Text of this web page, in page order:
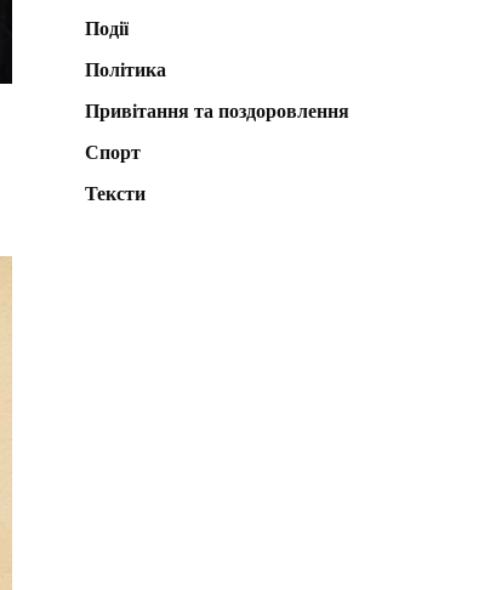
Події
Політика
Привітання та поздоровлення
Спорт
Тексти